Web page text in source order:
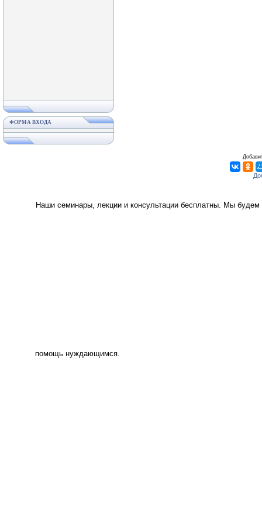
ФОРМА ВХОДА
Наши семинары, лекции и консультации бесплатны. Мы
помощь нуждающимся.